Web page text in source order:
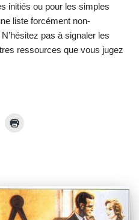
initiés ou pour les simples
liste forcément non-
pas à signaler les
ressources que vous jugez